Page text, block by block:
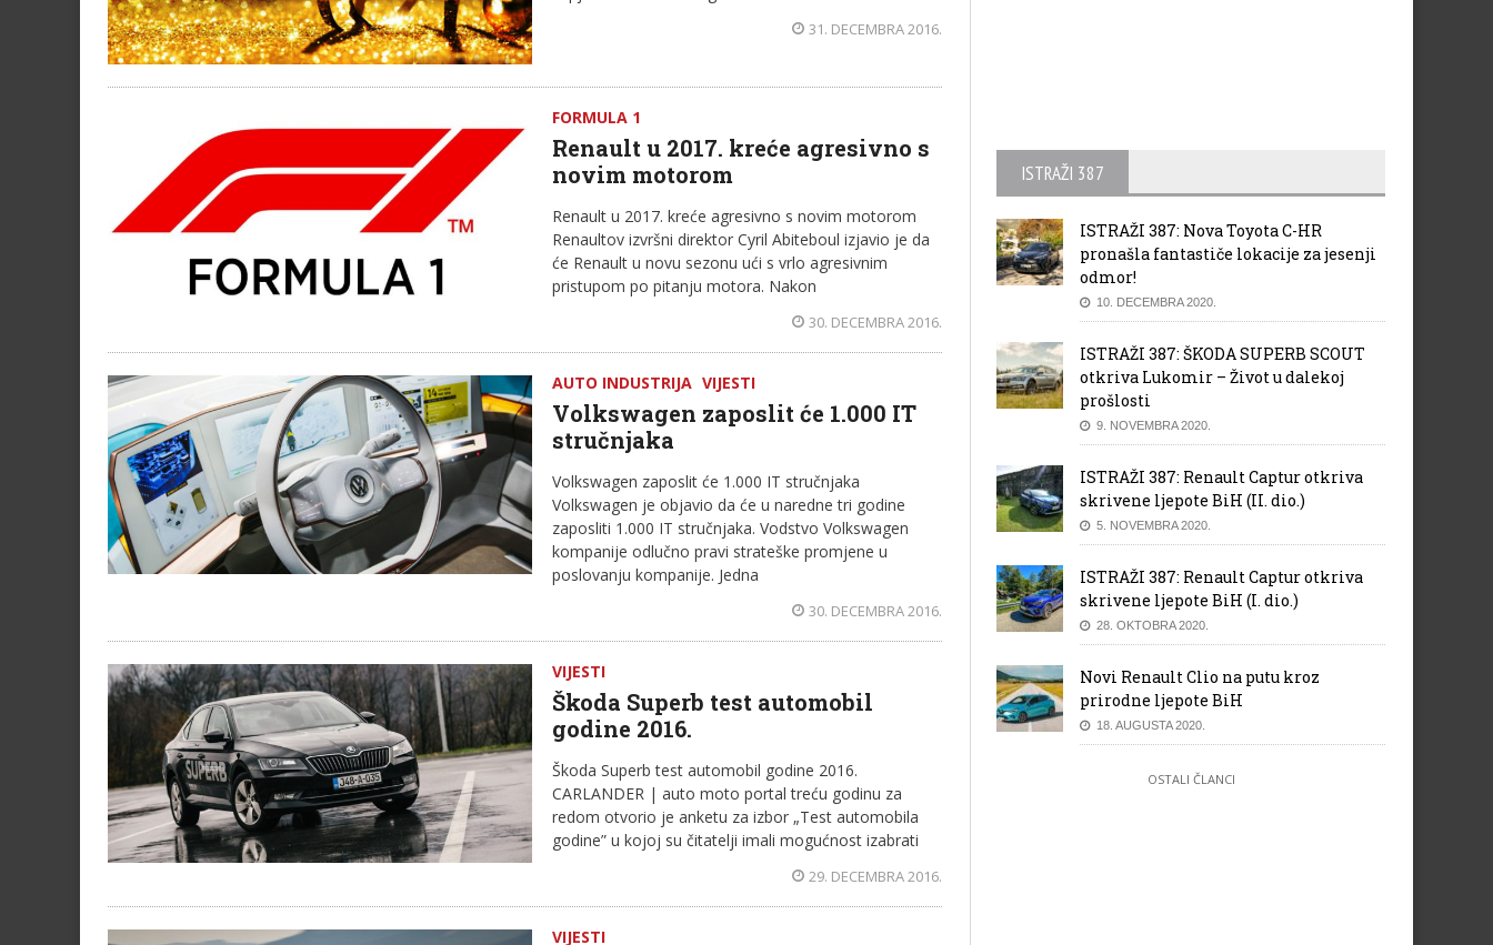
31. DECEMBRA 2016.
FORMULA 1
Renault u 2017. kreće agresivno s
novim motorom
Renault u 2017. kreće agresivno s novim motorom
Renaultov izvršni direktor Cyril Abiteboul izjavio je da
će Renault u novu sezonu ući s vrlo agresivnim
pristupom po pitanju motora. Nakon
30. DECEMBRA 2016.
AUTO INDUSTRIJA VIJESTI
Volkswagen zaposlit će 1.000 IT
stručnjaka
Volkswagen zaposlit će 1.000 IT stručnjaka
Volkswagen je objavio da će u naredne tri godine
zaposliti 1.000 IT stručnjaka. Vodstvo Volkswagen
kompanije odlučno pravi strateške promjene u
poslovanju kompanije. Jedna
30. DECEMBRA 2016.
VIJESTI
Škoda Superb test automobil
godine 2016.
Škoda Superb test automobil godine 2016.
CARLANDER | auto moto portal treću godinu za
redom otvorio je anketu za izbor „Test automobila
godine” u kojoj su čitatelji imali mogućnost izabrati
29. DECEMBRA 2016.
VIJESTI
ISTRAŽI 387
ISTRAŽI 387: Nova Toyota C-HR
pronašla fantastiče lokacije za jesenji
odmor!
10. DECEMBRA 2020.
ISTRAŽI 387: ŠKODA SUPERB SCOUT
otkriva Lukomir – Život u dalekoj
prošlosti
9. NOVEMBRA 2020.
ISTRAŽI 387: Renault Captur otkriva
skrivene ljepote BiH (II. dio.)
5. NOVEMBRA 2020.
ISTRAŽI 387: Renault Captur otkriva
skrivene ljepote BiH (I. dio.)
28. OKTOBRA 2020.
Novi Renault Clio na putu kroz
prirodne ljepote BiH
18. AUGUSTA 2020.
OSTALI ČLANCI